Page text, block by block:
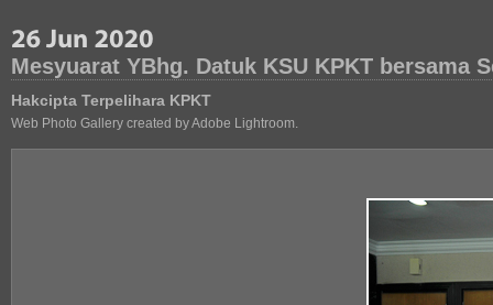
Mesyuarat YBhg. Datuk KSU KPKT bersama
Hakcipta Terpelihara KPKT
Web Photo Gallery created by Adobe Lightroom.